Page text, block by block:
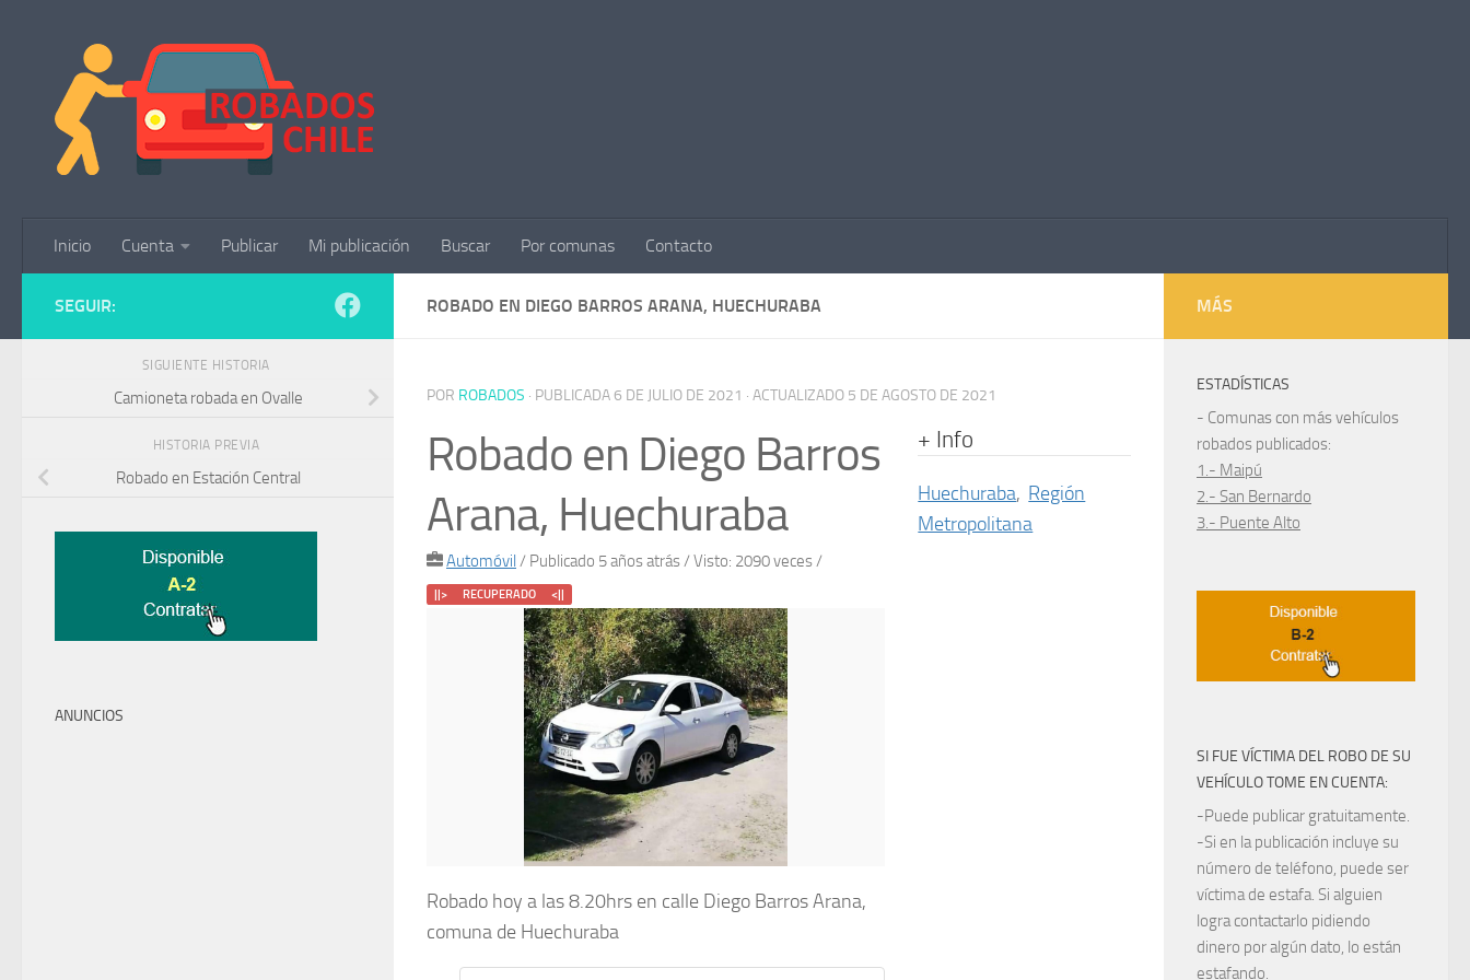
Inicio Cuenta Publicar Mi publicación Buscar Por comunas Contacto
ROBADO EN DIEGO BARROS ARANA, HUECHURABA
POR ROBADOS · PUBLICADA6 DE JULIO DE 2021 · ACTUALIZADO 5 DE AGOSTO DE 2021
Robado en Diego Barros
Arana, Huechuraba
Automóvil / Publicado 5 años atrás/ Visto: 2090 veces /
||> RECUPERADO <||
Robado hoy a las 8.20hrs en calle Diego Barros Arana,
comuna de Huechuraba
+ Info
Huechuraba, Región
Metropolitana
SEGUIR:
SIGUIENTE HISTORIA
Camioneta robada en Ovalle
HISTORIA PREVIA
Robado en Estación Central
ANUNCIOS
MÁS
ESTADÍSTICAS
- Comunas con más vehículos
robados publicados:
1.- Maipú
2.- San Bernardo
3.- Puente Alto
SI FUE VÍCTIMA DEL ROBO DE SU
VEHÍCULO TOME EN CUENTA:
-Puede publicar gratuitamente.
-Si en la publicación incluye su
número de teléfono, puede ser
víctima de estafa. Si alguien
logra contactarlo pidiendo
dinero por algún dato, lo están
estafando.